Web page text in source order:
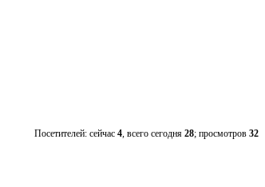
Посетителей: сейчас 4, всего сегодня 28; просмотров 32